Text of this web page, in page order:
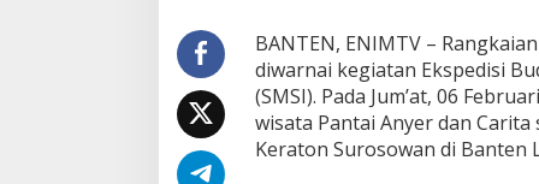
S
I
K
u
n
j
BANTEN, ENIMTV –
diwarnai kegiatan Ekspedisi
(SMSI). Pada Jum’at, 06
wisata Pantai Anyer dan
Keraton Surosowan di Banten